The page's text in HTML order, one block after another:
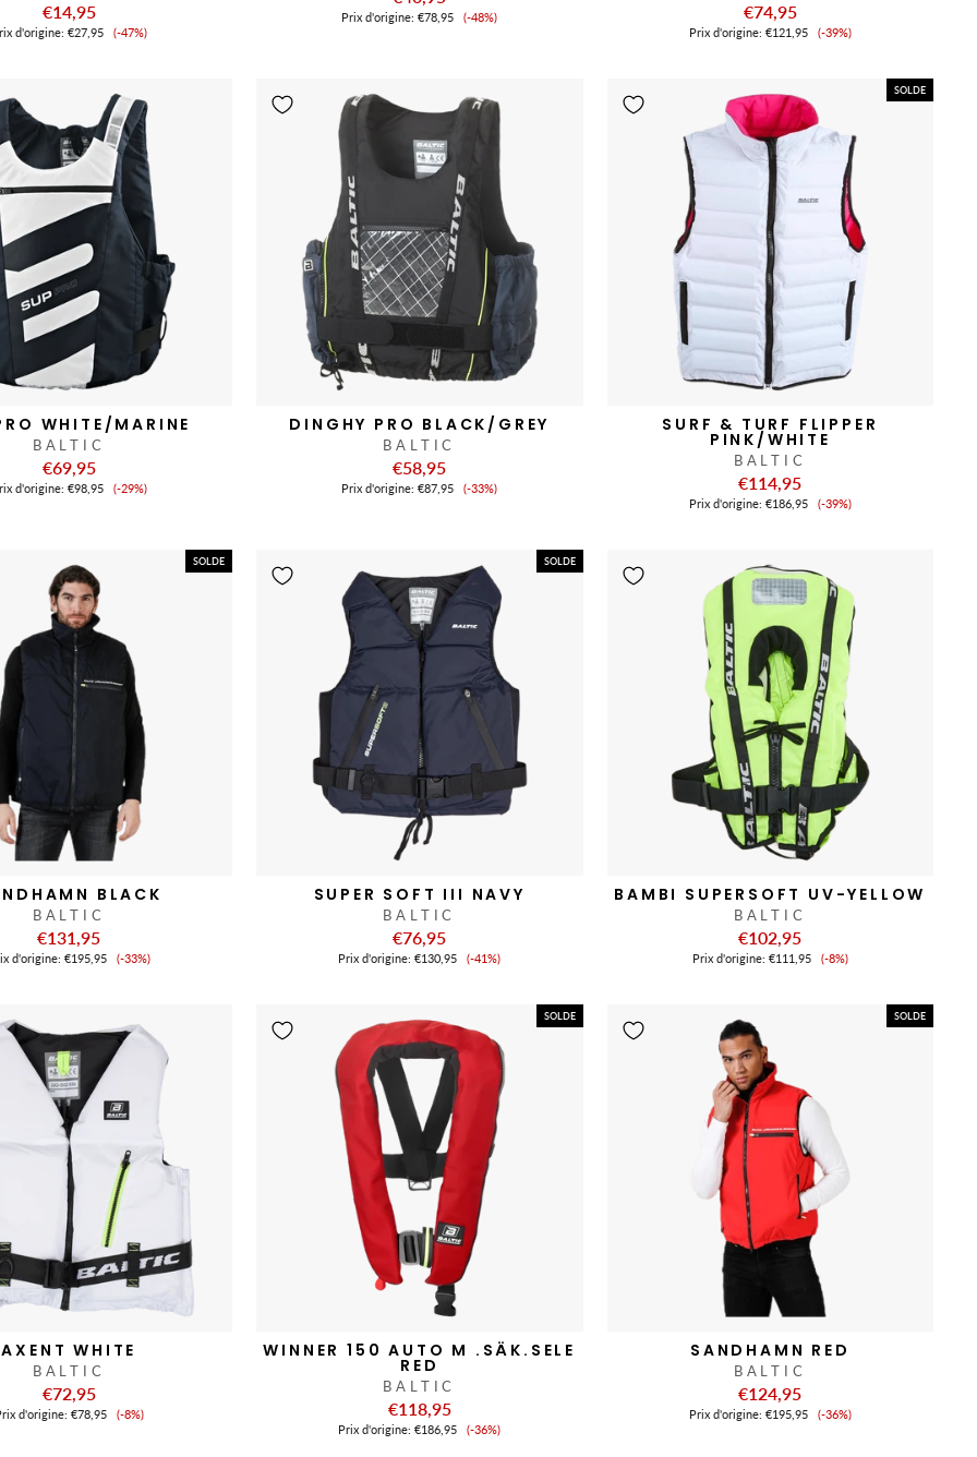
€14,95
​​d'origine: €27,95
Prix
(-47%)
Prix ​​d'origine:€78,95
Prix
(-48%) €74,95
Prix ​​d'origine: €121,95
Prix
(-39%)
WHITE/MARINE
BALTIC
€69,95
​​d'origine: €98,95
Prix
(-29%)
DINGHY PRO BLACK/GREY
BALTIC
€58,95
Prix ​​d'origine:€87,95
Prix
(-33%)
SOLDE
SURF & TURF FLIPPER
PINK/WHITE
BALTIC
€114,95
Prix ​​d'origine: €186,95
Prix
(-39%)
SOLDE
BLACK
BALTIC
€131,95
​​d'origine: €195,95
Prix
(-33%)
SOLDE
SUPER SOFT III NAVY
BALTIC
€76,95
Prix ​​d'origine:€130,95
Prix
(-41%)
BAMBI SUPERSOFT UV-YELLOW
BALTIC
€102,95
Prix ​​d'origine: €111,95
Prix
(-8%)
AXENT WHITE
BALTIC
€72,95
​​d'origine: €78,95
Prix
(-8%)
SOLDE
WINNER 150 AUTO M .SÄK.SELE
RED
BALTIC
€118,95
Prix ​​d'origine:€186,95
Prix
(-36%)
SOLDE
SANDHAMN RED
BALTIC
€124,95
Prix ​​d'origine: €195,95
Prix
(-36%)